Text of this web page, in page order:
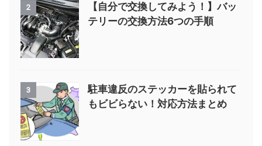
2
【自分で交換してみよう！】バッ
テリーの交換方法6つの手順
3
駐車違反のステッカーを貼られて
もビビらない！対応方法まとめ